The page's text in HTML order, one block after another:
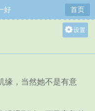
好 首页
设置
缘，当然她不是有意